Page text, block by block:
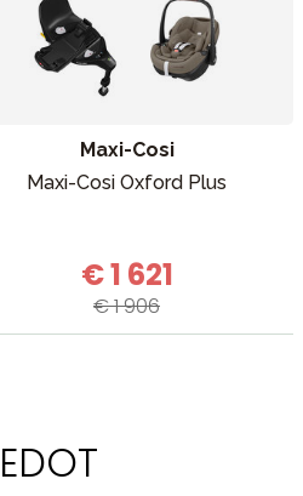
Maxi-Cosi
Maxi-Cosi Oxford Plus
€ 1 621
€ 1 906